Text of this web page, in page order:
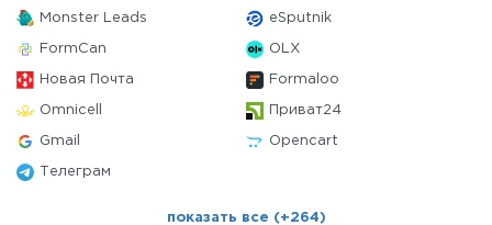
Monster Leads eSputnik
FormCan OLX
Новая Почта Formaloo
Omnicell Приват24
Gmail Opencart
Телеграм
показать все (+264)